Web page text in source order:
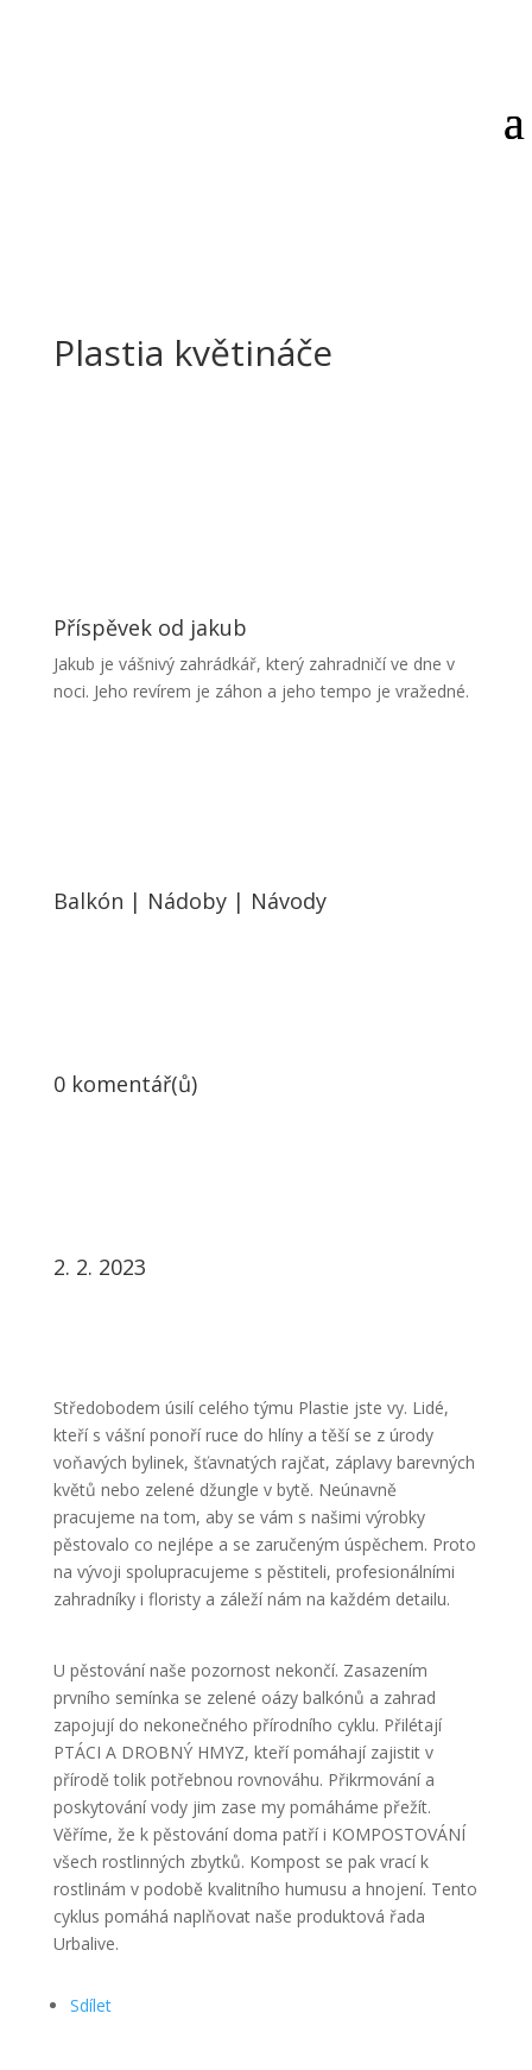
Plastia květináče
Příspěvek od jakub
Jakub je vášnivý zahrádkář, který zahradničí ve dne v
noci. Jeho revírem je záhon a jeho tempo je vražedné.
Balkón | Nádoby| Návody
0 komentář(ů)
2. 2. 2023
Středobodem úsilí celého týmu Plastie jste vy. Lidé,
kteří s vášní ponoří ruce do hlíny a těší se z úrody
voňavých bylinek, šťavnatých rajčat, záplavy barevných
květů nebo zelené džungle v bytě. Neúnavně
pracujeme na tom, aby se vám s našimi výrobky
pěstovalo co nejlépe a se zaručeným úspěchem. Proto
na vývoji spolupracujeme s pěstiteli, profesionálními
zahradníky i floristy a záleží nám na každém detailu.
U pěstování naše pozornost nekončí. Zasazením
prvního semínka se zelené oázy balkónů a zahrad
zapojují do nekonečného přírodního cyklu. Přilétají
PTÁCI A DROBNÝ HMYZ, kteří pomáhají zajistit v
přírodě tolik potřebnou rovnováhu. Přikrmování a
poskytování vody jim zase my pomáháme přežít.
Věříme, že k pěstování doma patří i KOMPOSTOVÁNÍ
všech rostlinných zbytků. Kompost se pak vrací k
rostlinám v podobě kvalitního humusu a hnojení. Tento
cyklus pomáhá naplňovat naše produktová řada
Urbalive.
Sdílet